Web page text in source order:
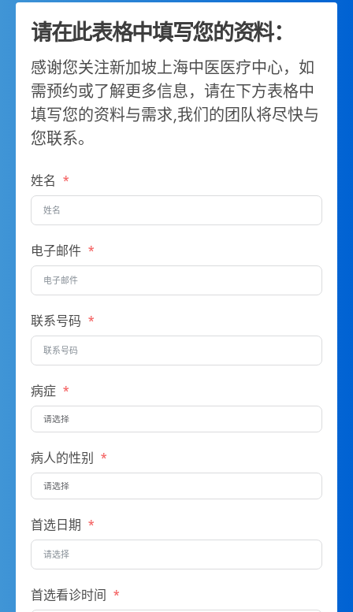
请在此表格中填写您的资料：
感谢您关注新加坡上海中医医疗中心，如
需预约或了解更多信息，请在下方表格中
填写您的资料与需求,我们的团队将尽快与
您联系。
姓名
电子邮件
联系号码
病症
病人的性别
首选日期
首选看诊时间